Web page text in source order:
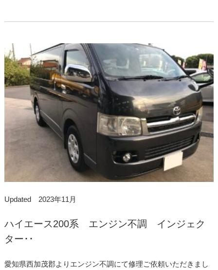
Updated 2023年11月
ハイエース200系 エンジン不調 インジェク
ター･･
愛知県西加茂郡よりエンジン不調にて修理ご依頼いただきまし